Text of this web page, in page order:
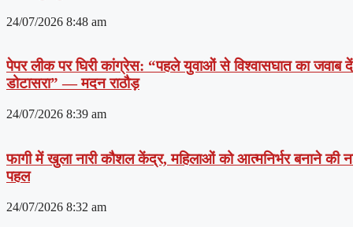
24/07/2026 8:48 am
पेपर लीक पर घिरी कांग्रेस: “पहले युवाओं से विश्वासघात का जवाब दें
डोटासरा” — मदन राठौड़
24/07/2026 8:39 am
फागी में खुला नारी कौशल केंद्र, महिलाओं को आत्मनिर्भर बनाने की
पहल
24/07/2026 8:32 am